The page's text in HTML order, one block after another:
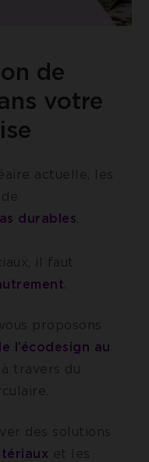
de
votre
actuelle, les
durables.
il faut
.
proposons
l’écodesign au
à travers du
des solutions
et les